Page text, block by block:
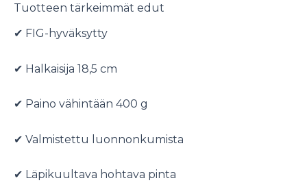
Tuotteen tärkeimmät edut
✔ FIG-hyväksytty
✔ Halkaisija 18,5 cm
✔ Paino vähintään 400 g
✔ Valmistettu luonnonkumista
✔ Läpikuultava hohtava pinta